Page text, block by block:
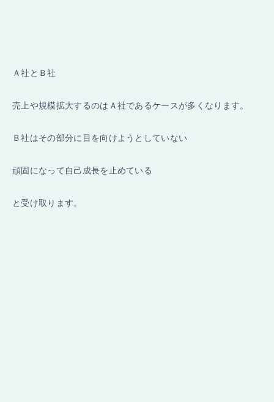
Ａ社とＢ社
売上や規模拡大するのはＡ社であるケースが多くなります。
Ｂ社はその部分に目を向けようとしていない
頑固になって自己成長を止めている
と受け取ります。